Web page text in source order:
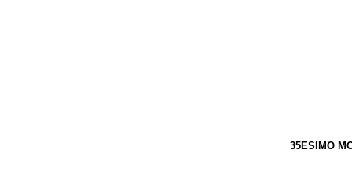
35ESIMO